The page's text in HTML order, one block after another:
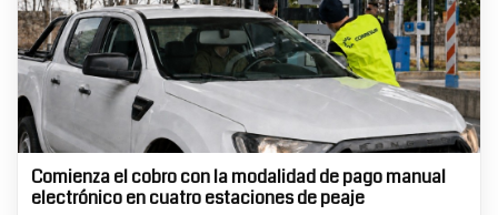
Comienza el cobro con la modalidad de pago manual
electrónico en cuatro estaciones de peaje